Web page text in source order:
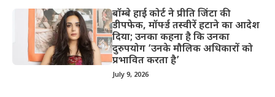
बॉम्बे हाई कोर्ट ने प्रीति जिंटा की
डीपफेक, मॉर्फ्ड तस्वीरें हटाने का आदेश
दिया; उनका कहना है कि उनका
दुरुपयोग ‘उनके मौलिक अधिकारों को
प्रभावित करता है’
July 9, 2026